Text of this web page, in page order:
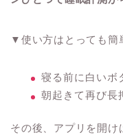
▼使い方はとっても
寝る前に白いボ
朝起きて再び
その後、アプリを開け